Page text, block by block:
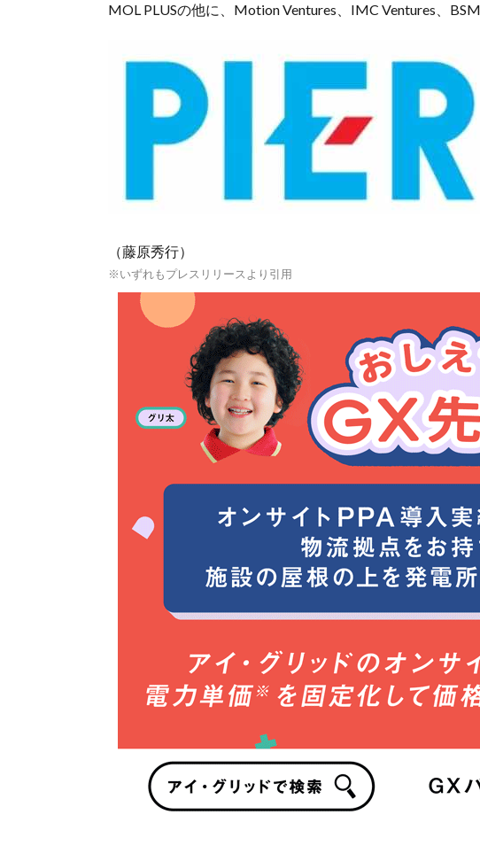
MOL PLUSの他に、Motion Ventures、IMC Ventures、
（藤原秀行）
※いずれもプレスリリースより引用